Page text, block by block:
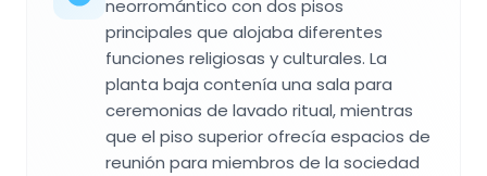
neorromántico con dos pisos
principales que alojaba diferentes
funciones religiosas y culturales. La
planta baja contenía una sala para
ceremonias de lavado ritual, mientras
que el piso superior ofrecía espacios de
reunión para miembros de la sociedad